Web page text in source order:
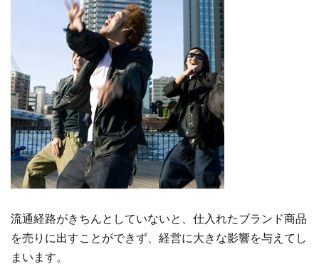
流通経路がきちんとしていないと、仕入れたブランド商品
を売りに出すことができず、経営に大きな影響を与えてし
まいます。